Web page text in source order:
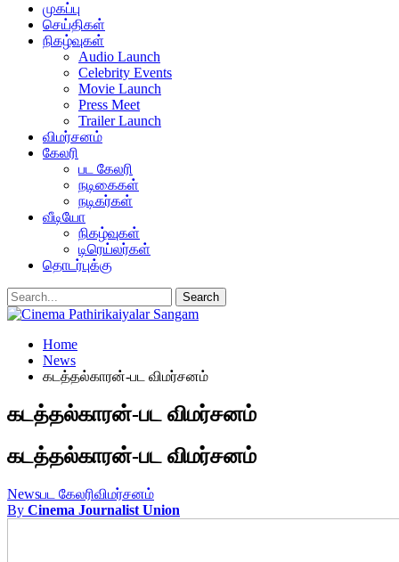
முகப்பு
செய்திகள்
நிகழ்வுகள்
Audio Launch
Celebrity Events
Movie Launch
Press Meet
Trailer Launch
விமர்சனம்
கேலரி
பட கேலரி
நடிகைகள்
நடிகர்கள்
வீடியோ
நிகழ்வுகள்
டிரெய்லர்கள்
தொடர்புக்கு
Home
News
கடத்தல்காரன்-பட விமர்சனம்
கடத்தல்காரன்-பட விமர்சனம்
கடத்தல்காரன்-பட விமர்சனம்
Newsபட கேலரிவிமர்சனம்
By Cinema Journalist Union